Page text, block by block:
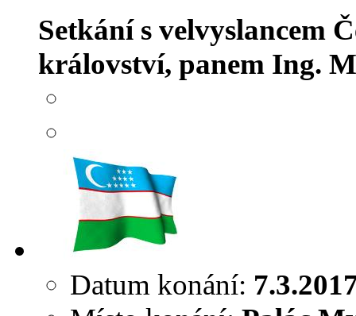
Setkání s velvyslancem
království, panem Ing.
Datum konání: